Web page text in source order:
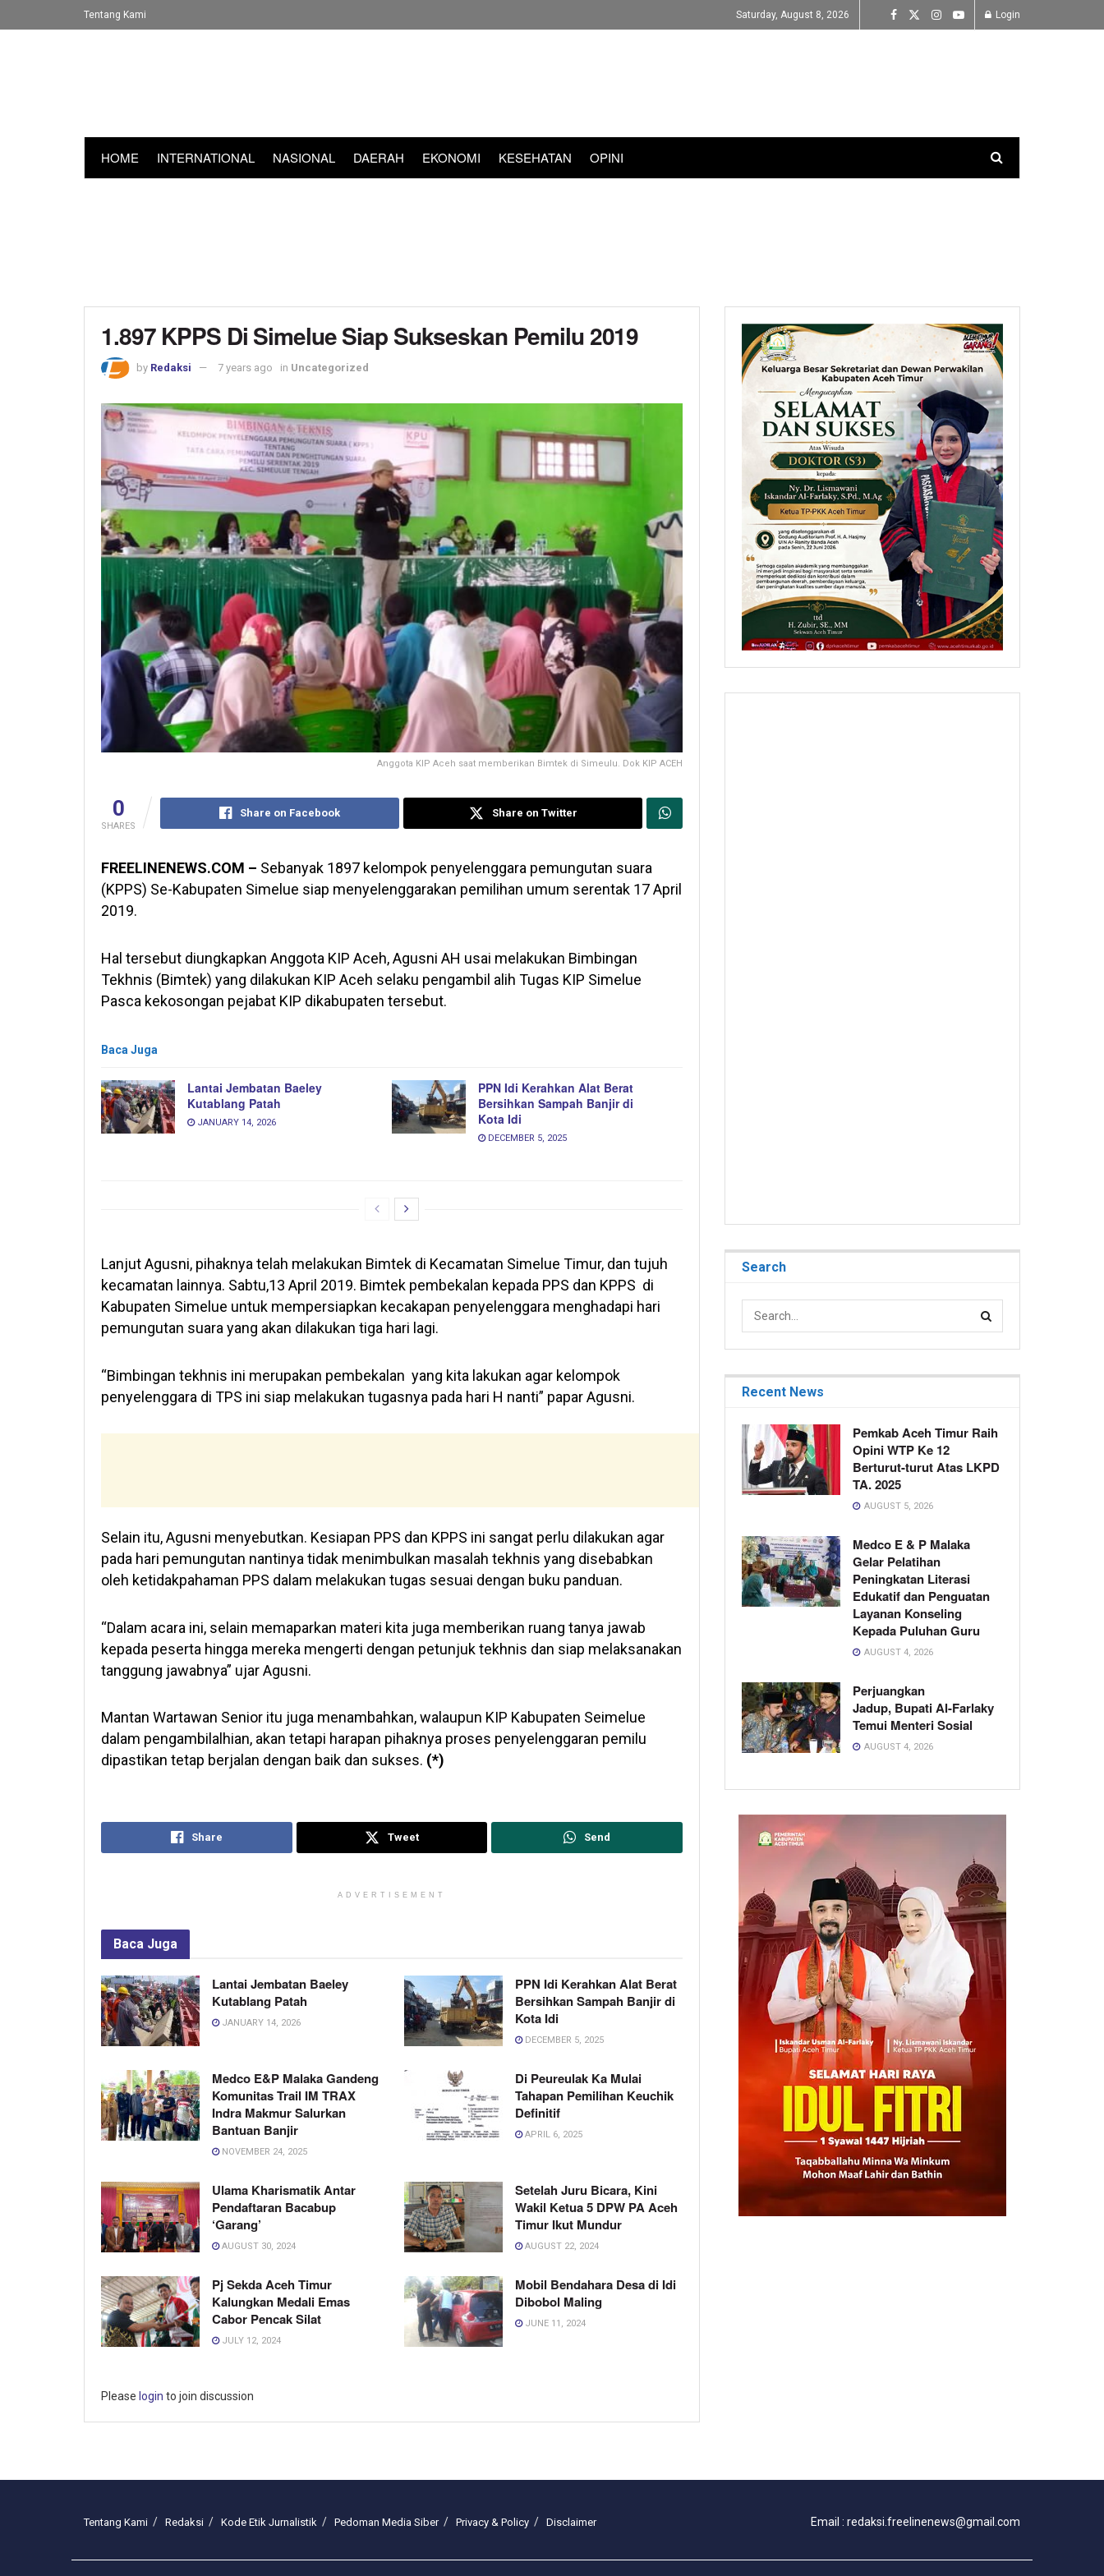
Tentang Kami Saturday, August 8, 2026 Login
HOME INTERNATIONAL NASIONAL DAERAH EKONOMI KESEHATAN OPINI
1.897 KPPS Di Simelue Siap Sukseskan Pemilu 2019
by Redaksi 7 years ago in Uncategorized
Anggota KIP Aceh saat memberikan Bimtek di Simeulu. Dok KIP ACEH
0
SHARES
Share on Facebook Share on Twitter
FREELINENEWS.COM – Sebanyak 1897 kelompok penyelenggara pemungutan suara
(KPPS) Se-Kabupaten Simelue siap menyelenggarakan pemilihan umum serentak 17 April
2019.
Hal tersebut diungkapkan Anggota KIP Aceh, Agusni AH usai melakukan Bimbingan
Tekhnis (Bimtek) yang dilakukan KIP Aceh selaku pengambil alih Tugas KIP Simelue
Pasca kekosongan pejabat KIP dikabupaten tersebut.
Baca Juga
Lantai Jembatan Baeley
Kutablang Patah
JANUARY 14, 2026
PPN Idi Kerahkan Alat Berat
Bersihkan Sampah Banjir di
Kota Idi
DECEMBER 5, 2025
Lanjut Agusni, pihaknya telah melakukan Bimtek di Kecamatan Simelue Timur, dan tujuh
kecamatan lainnya. Sabtu,13 April 2019. Bimtek pembekalan kepada PPS dan KPPS di
Kabupaten Simelue untuk mempersiapkan kecakapan penyelenggara menghadapi hari
pemungutan suara yang akan dilakukan tiga hari lagi.
“Bimbingan tekhnis ini merupakan pembekalan yang kita lakukan agar kelompok
penyelenggara di TPS ini siap melakukan tugasnya pada hari H nanti” papar Agusni.
Selain itu, Agusni menyebutkan. Kesiapan PPS dan KPPS ini sangat perlu dilakukan agar
pada hari pemungutan nantinya tidak menimbulkan masalah tekhnis yang disebabkan
oleh ketidakpahaman PPS dalam melakukan tugas sesuai dengan buku panduan.
“Dalam acara ini, selain memaparkan materi kita juga memberikan ruang tanya jawab
kepada peserta hingga mereka mengerti dengan petunjuk tekhnis dan siap melaksanakan
tanggung jawabnya” ujar Agusni.
Mantan Wartawan Senior itu juga menambahkan, walaupun KIP Kabupaten Seimelue
dalam pengambilalhian, akan tetapi harapan pihaknya proses penyelenggaran pemilu
dipastikan tetap berjalan dengan baik dan sukses. (*)
Share Tweet Send
ADVERTISEMENT
Baca Juga
Lantai Jembatan Baeley
Kutablang Patah
JANUARY 14, 2026
PPN Idi Kerahkan Alat Berat
Bersihkan Sampah Banjir di
Kota Idi
DECEMBER 5, 2025
Medco E&P Malaka Gandeng
Komunitas Trail IM TRAX
Indra Makmur Salurkan
Bantuan Banjir
NOVEMBER 24, 2025
Di Peureulak Ka Mulai
Tahapan Pemilihan Keuchik
Definitif
APRIL 6, 2025
Ulama Kharismatik Antar
Pendaftaran Bacabup
‘Garang’
AUGUST 30, 2024
Setelah Juru Bicara, Kini
Wakil Ketua 5 DPW PA Aceh
Timur Ikut Mundur
AUGUST 22, 2024
Pj Sekda Aceh Timur
Kalungkan Medali Emas
Cabor Pencak Silat
JULY 12, 2024
Mobil Bendahara Desa di Idi
Dibobol Maling
JUNE 11, 2024
Please login to join discussion
Search
Recent News
Pemkab Aceh Timur Raih
Opini WTP Ke 12
Berturut-turut Atas LKPD
TA. 2025
AUGUST 5, 2026
Medco E & P Malaka
Gelar Pelatihan
Peningkatan Literasi
Edukatif dan Penguatan
Layanan Konseling
Kepada Puluhan Guru
AUGUST 4, 2026
Perjuangkan
Jadup, Bupati Al-Farlaky
Temui Menteri Sosial
AUGUST 4, 2026
Tentang Kami Redaksi Kode Etik Jurnalistik Pedoman Media Siber Privacy & Policy Disclaimer Email : redaksi.freelinenews@gmail.com